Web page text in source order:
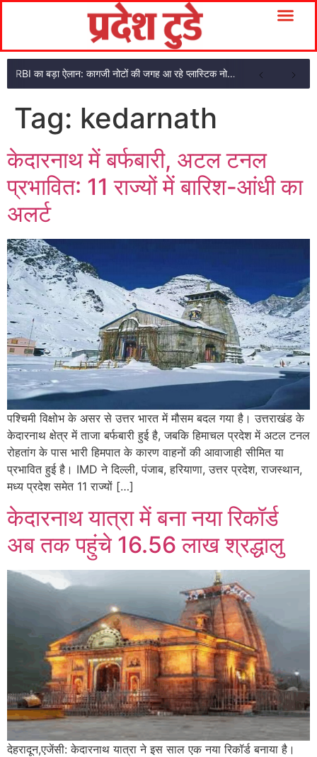
RBI का बड़ा ऐलान: कागजी नोटों की जगह आ रहे प्लास्टिक नोट, ₹10-₹20 के नोट बदल जाएंगे
Tag: kedarnath
केदारनाथ में बर्फबारी, अटल टनल
प्रभावित: 11 राज्यों में बारिश-आंधी का
अलर्ट
पश्चिमी विक्षोभ के असर से उत्तर भारत में मौसम बदल गया है। उत्तराखंड के
केदारनाथ क्षेत्र में ताजा बर्फबारी हुई है, जबकि हिमाचल प्रदेश में अटल टनल
रोहतांग के पास भारी हिमपात के कारण वाहनों की आवाजाही सीमित या
प्रभावित हुई है। IMD ने दिल्ली, पंजाब, हरियाणा, उत्तर प्रदेश, राजस्थान,
मध्य प्रदेश समेत 11 राज्यों […]
केदारनाथ यात्रा में बना नया रिकॉर्ड
अब तक पहुंचे 16.56 लाख श्रद्धालु
देहरादून,एजेंसी: केदारनाथ यात्रा ने इस साल एक नया रिकॉर्ड बनाया है।